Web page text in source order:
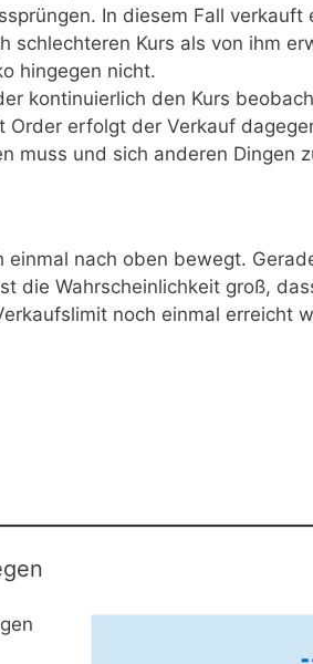
In diesem Fall verkauft
schlechteren Kurs als von ihm
hingegen nicht.
kontinuierlich den Kurs
erfolgt der Verkauf
muss und sich anderen Dingen
nach oben bewegt.
die Wahrscheinlichkeit groß,
noch einmal erreicht